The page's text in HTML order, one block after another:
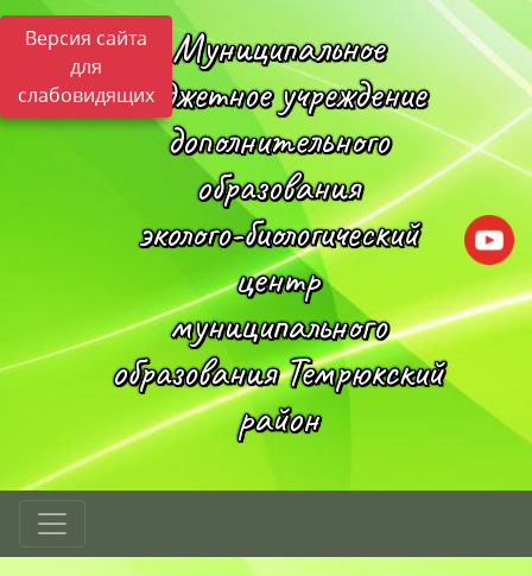
Версия сайта
для
слабовидящих
Муниципальное
бюджетное учреждение
дополнительного
образования
эколого-биологический
центр
муниципального
образования Темрюкский
район